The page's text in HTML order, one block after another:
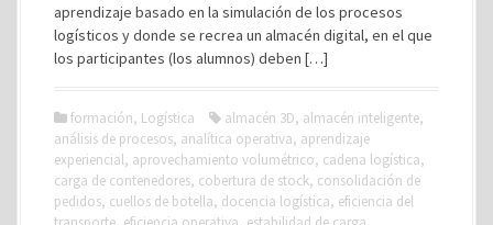
aprendizaje basado en la simulación de los procesos
logísticos y donde se recrea un almacén digital, en el que
los participantes (los alumnos) deben […]
formación, Logística almacén 3D, almacén inteligente,
análisis de procesos, analítica operativa, aprendizaje
experiencial, aprovechamiento volumétrico, cadena logística,
carga de contenedores, cobertura de stock, consolidación de
pedidos, cuellos de botella, docencia logística, eficiencia del